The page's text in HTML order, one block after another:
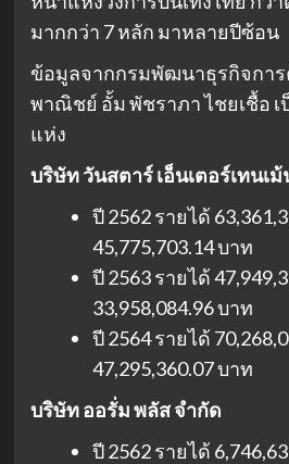
มากกว่า 7 หลัก มาหลายปีซ้อน
ข้อมูลจากกรมพัฒนาธุรกิจการ
พาณิชย์ อั้ม พัชราภา ไชยเชื้อ
แห่ง
บริษัท วันสตาร์ เอ็นเตอร์เทนเ
ปี 2562 รายได้
45,775,703.14 บาท
ปี 2563 รายได้
33,958,084.96 บาท
ปี 2564 รายได้
47,295,360.07 บาท
บริษัท ออรั่ม พลัส จำกัด
ปี 2562 รายได้